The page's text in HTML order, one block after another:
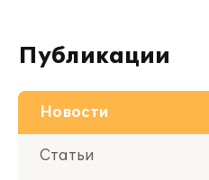
Публикации
Новости
Статьи